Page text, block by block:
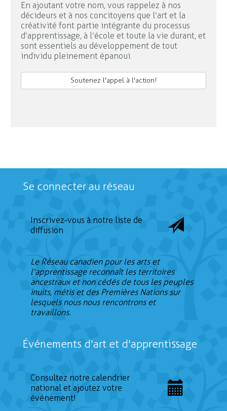
En ajoutant votre nom, vous rappelez à nos
décideurs et à nos concitoyens que l’art et la
créativité font partie intégrante du processus
d’apprentissage, à l’école et toute la vie durant, et
sont essentiels au développement de tout
individu pleinement épanoui.
Soutenez l'appel à l'action!
Se connecter au réseau
Inscrivez-vous à notre liste de
diffusion
Le Réseau canadien pour les arts et
l'apprentissage reconnaît les territoires
ancestraux et non cédés de tous les peuples
inuits, métis et des Premières Nations sur
lesquels nous nous rencontrons et
travaillons.
Événements d'art et d'apprentissage
Consultez notre calendrier
national et ajoutez votre
événement!